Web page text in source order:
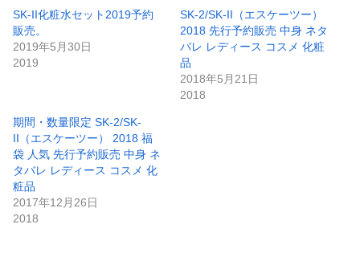
SK-II化粧水セット2019予約
販売。
2019年5月30日
2019
SK-2/SK-II（エスケーツー）
2018 先行予約販売 中身 ネタ
バレ レディース コスメ 化粧
品
2018年5月21日
2018
期間・数量限定 SK-2/SK-
II（エスケーツー） 2018 福
袋 人気 先行予約販売 中身 ネ
タバレ レディース コスメ 化
粧品
2017年12月26日
2018